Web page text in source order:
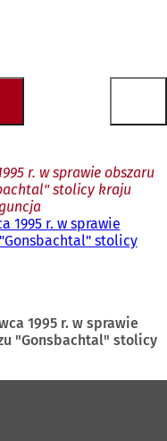
r. w sprawie obszaru
stolicy kraju
1995 r. w sprawie
stolicy
1995 r. w sprawie
"Gonsbachtal" stolicy